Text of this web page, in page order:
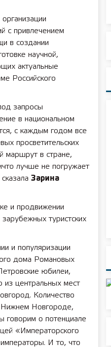
с привлечением
в создании
научной,
актуальные
Российского
запросы
в национальном
с каждым годом все
просветительских
маршрут в стране,
лучше не погружает
Зарина
и продвижении
туристских
и популяризации
дома Романовых
юбилеи,
из центральных мест
Количество
Нижнем Новгороде,
говорим о потенциале
«Императорского
И то, что